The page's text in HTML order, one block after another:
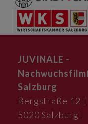
JUVINALE -
Salzburg
Bergstraße 12 |
5020 Salzburg |